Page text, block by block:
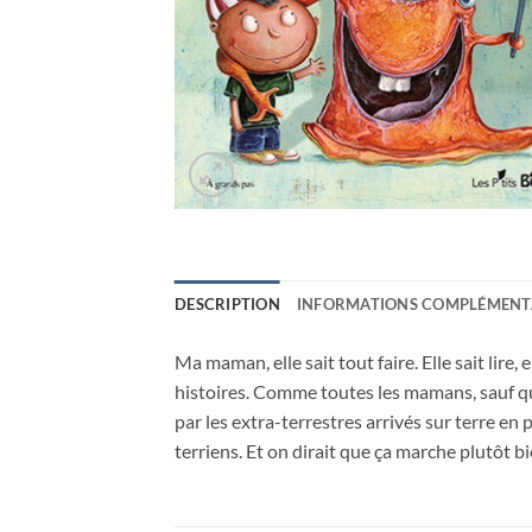
DESCRIPTION INFORMATIONS
Ma maman, elle sait tout faire. Elle sait lire,
histoires. Comme toutes les mamans, sauf
par les extra-terrestres arrivés sur terre en
terriens. Et on dirait que ça marche plutôt